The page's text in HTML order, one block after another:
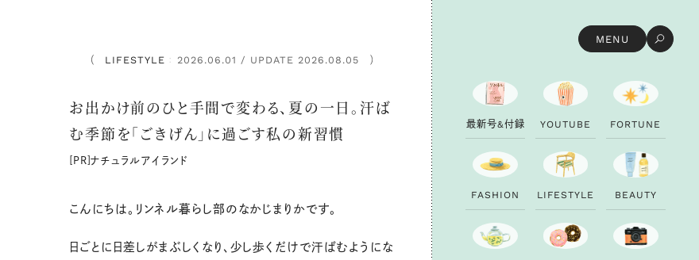
MENU
LIFESTYLE
： 2026.06.01 / UPDATE 2026.08.05
お出かけ前のひと手間で変わる、夏の一日。汗ば
む季節を「ごきげん」に過ごす私の新習慣
[PR]ナチュラルアイランド
こんにちは。リンネル暮らし部のなかじまりかです。
日ごとに日差しがまぶしくなり、少し歩くだけで汗ばむようにな
最新号&付録 YOUTU B E FORTU N E
FAS H ION LI FESTYLE B EAUTY